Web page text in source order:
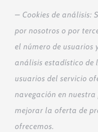
– Cookies de análisis:
por nosotros o por
el número de
análisis estadístico de
usuarios del servicio
navegación en
mejorar la oferta de
ofrecemos.